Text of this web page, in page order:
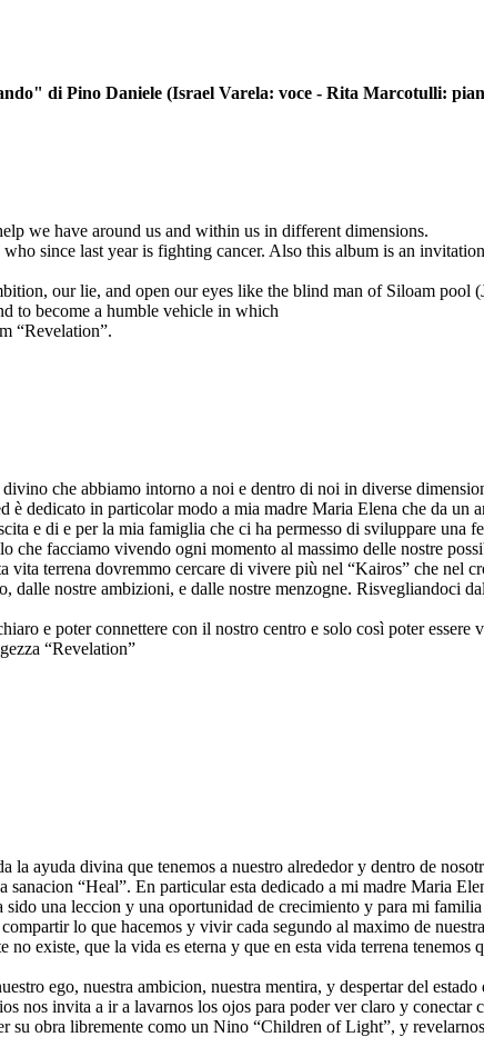
di Pino Daniele (Israel Varela: voce - Rita Marcotulli:
we have around us and within us in different dimensions.
since last year is fighting cancer. Also this album is an
our lie, and open our eyes like the blind man of Siloam
to become a humble vehicle in which
“Revelation”.
che abbiamo intorno a noi e dentro di noi in diverse
è dedicato in particolar modo a mia madre Maria Elena che da
e di e per la mia famiglia che ci ha permesso di sviluppare una
facciamo vivendo ogni momento al massimo delle nostre
vita terrena dovremmo cercare di vivere più nel “Kairos” che nel
dalle nostre ambizioni, e dalle nostre menzogne. Risvegliandoci
e poter connettere con il nostro centro e solo così poter essere
“Revelation”
ayuda divina que tenemos a nuestro alrededor y dentro de
“Heal”. En particular esta dedicado a mi madre Maria
una leccion y una oportunidad de crecimiento y para mi
lo que hacemos y vivir cada segundo al maximo de
existe, que la vida es eterna y que en esta vida terrena tenemos
ego, nuestra ambicion, nuestra mentira, y despertar del
nos invita a ir a lavarnos los ojos para poder ver claro y conectar
su obra libremente como un Nino “Children of Light”, y